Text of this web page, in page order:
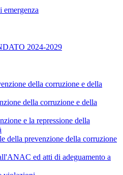
emergenza
2024-2029
della corruzione e della
della corruzione e della
e la repressione della
della prevenzione della corruzione
ed atti di adeguamento a